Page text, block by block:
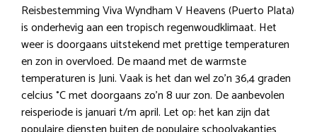
Reisbestemming Viva Wyndham V Heavens (Puerto Plata)
is onderhevig aan een tropisch regenwoudklimaat. Het
weer is doorgaans uitstekend met prettige temperaturen
en zon in overvloed. De maand met de warmste
temperaturen is Juni. Vaak is het dan wel zo’n 36,4 graden
celcius °C met doorgaans zo’n 8 uur zon. De aanbevolen
reisperiode is januari t/m april. Let op: het kan zijn dat